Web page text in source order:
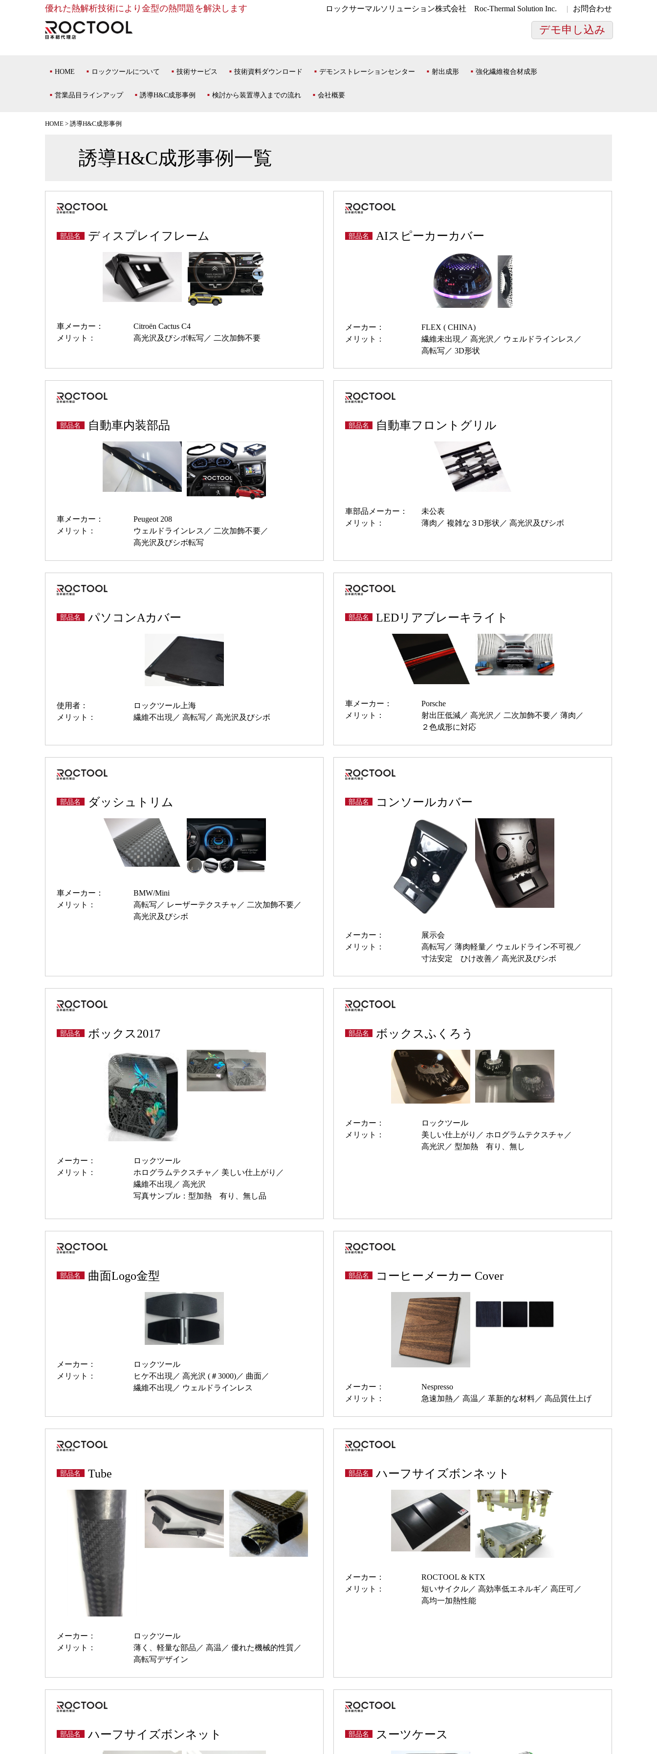
優れた熱解析技術により金型の熱問題を解決します ロックサーマルソリューション株式会社 Roc-Thermal Solution Inc. お問合わせ
デモ申し込み
HOME ロックツールについて 技術サービス 技術資料ダウンロード デモンストレーションセンター 射出成形 強化繊維複合材成形
営業品目ラインアップ 誘導H&C成形事例 検討から装置導入までの流れ 会社概要
HOME > 誘導H&C成形事例
誘導H&C成形事例一覧
部品名 ディスプレイフレーム
車メーカー：
Citroën Cactus C4
メリット：
高光沢及びシボ転写 二次加飾不要
部品名 AIスピーカーカバー
メーカー：
FLEX ( CHINA)
メリット：
繊維未出現 高光沢
ウェルドラインレス
高転写
3D形状
部品名 自動車内装部品
車メーカー：
Peugeot 208
メリット：
ウェルドラインレス
二次加飾不要
高光沢及びシボ転写
部品名 自動車フロントグリル
車部品メーカー：
未公表
メリット：
薄肉 複雑な３D形状 高光沢及びシボ
部品名 パソコンAカバー
使用者：
ロックツール上海
メリット：
繊維不出現 高転写 高光沢及びシボ
部品名 LEDリアブレーキライト
車メーカー：
Porsche
メリット：
射出圧低減 高光沢 二次加飾不要
薄肉
２色成形に対応
部品名 ダッシュトリム
車メーカー：
BMW/Mini
メリット：
高転写 レーザーテクスチャ
二次加飾不要
高光沢及びシボ
部品名 コンソールカバー
メーカー：
展示会
メリット：
高転写 薄肉軽量
ウェルドライン不可視
寸法安定 ひけ改善
高光沢及びシボ
部品名 ボックス2017
メーカー：
ロックツール
メリット：
ホログラムテクスチャ
美しい仕上がり
繊維不出現
高光沢
写真サンプル：型加熱 有り、無し品
部品名 ボックスふくろう
メーカー：
ロックツール
メリット：
美しい仕上がり
ホログラムテクスチャ
高光沢
型加熱 有り、無し
部品名 曲面Logo金型
メーカー：
ロックツール
メリット：
ヒケ不出現 高光沢 (＃3000)
曲面
繊維不出現
ウェルドラインレス
部品名 コーヒーメーカー Cover
メーカー：
Nespresso
メリット：
急速加熱 高温 革新的な材料 高品質仕上げ
部品名 Tube
メーカー：
ロックツール
メリット：
薄く、軽量な部品 高温
優れた機械的性質
高転写デザイン
部品名 ハーフサイズボンネット
メーカー：
ROCTOOL & KTX
メリット：
短いサイクル 高効率低エネルギ
高圧可
高均一加熱性能
部品名 ハーフサイズボンネット 部品名 スーツケース